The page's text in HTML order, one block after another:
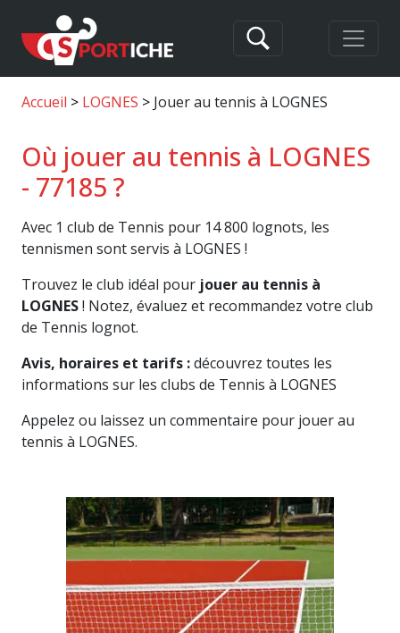
Accueil LOGNES Jouer au tennis à LOGNES
Où jouer au tennis à LOGNES
- 77185 ?
Avec 1 club de Tennis pour 14 800 lognots, les
tennismen sont servis à LOGNES !
Trouvez le club idéal pour jouer au tennis à
LOGNES! Notez, évaluez et recommandez votre club
de Tennis lognot.
Avis, horaires et tarifs :découvrez toutes les
informations sur les clubs de Tennis à LOGNES
Appelez ou laissez un commentaire pour jouer au
tennis à LOGNES.